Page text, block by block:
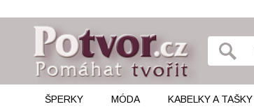
ŠPERKY MÓDA KABELKY A TAŠKY